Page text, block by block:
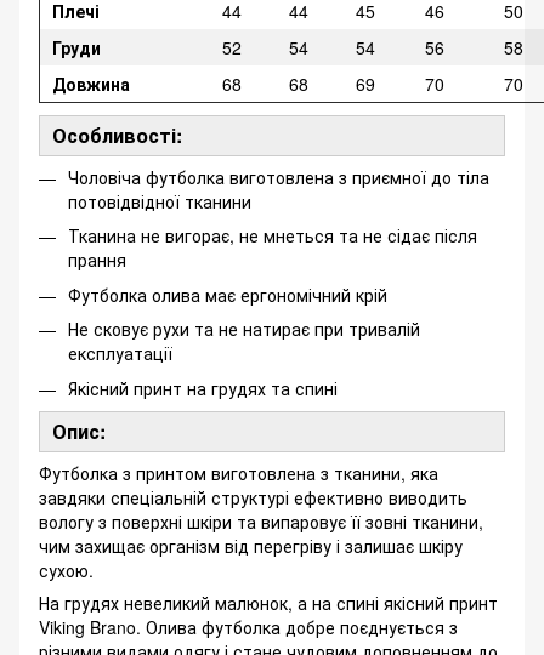
Плечі
44 44 45 46
50
Груди
52 54 54 56
58
Довжина
68 68 69 70 70
Особливості:
Чоловіча футболка виготовлена з приємної до тіла
потовідвідної тканини
Тканина не вигорає, не мнеться та не сідає після
прання
Футболка олива має ергономічний крій
Не сковує рухи та не натирає при тривалій
експлуатації
Якісний принт на грудях та спині
Опис:
Футболка з принтом виготовлена з тканини, яка
завдяки спеціальній структурі ефективно виводить
вологу з поверхні шкіри та випаровує її зовні тканини,
чим захищає організм від перегріву і залишає шкіру
сухою.
На грудях невеликий малюнок, а на спині якісний принт
Viking Brano. Олива футболка добре поєднується з